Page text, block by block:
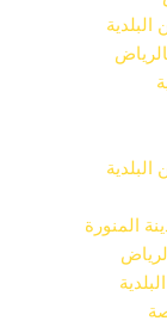
المنورة